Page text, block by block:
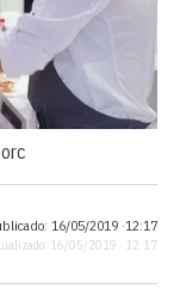
16/05/2019 ·12:17
16/05/2019 · 12:17